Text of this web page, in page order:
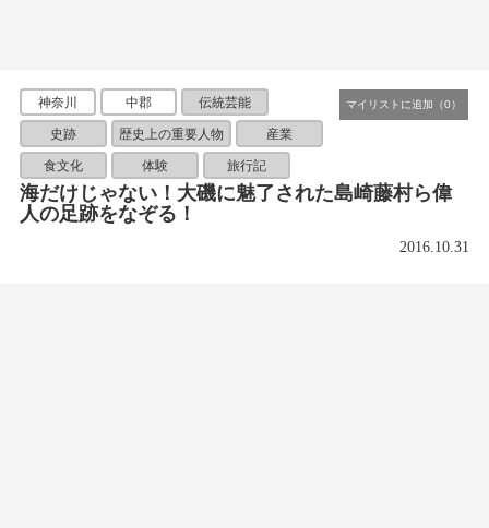
神奈川 中郡 伝統芸能
史跡 歴史上の重要人物 産業
食文化 体験 旅行記
海だけじゃない！大磯に魅了された島崎藤村ら偉
人の足跡をなぞる！
2016.10.31